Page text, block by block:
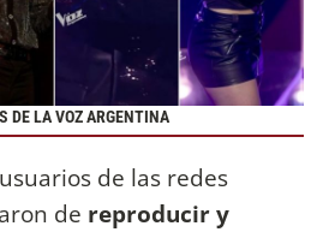
DE LA VOZ ARGENTINA
de las redes
de reproducir y